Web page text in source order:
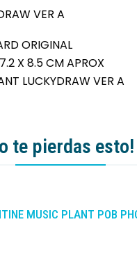
VER A
ORIGINAL
X 8.5 CM APROX
LUCKYDRAW VER A
te pierdas esto!
MUSIC PLANT POB